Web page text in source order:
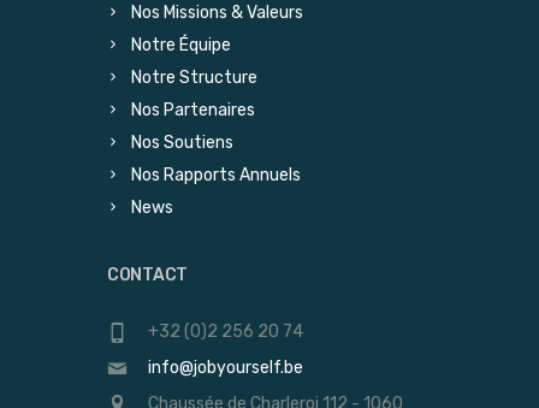
Nos Missions & Valeurs
Notre Équipe
Notre Structure
Nos Partenaires
Nos Soutiens
Nos Rapports Annuels
News
CONTACT
+32 (0)2 256 20 74
info@jobyourself.be